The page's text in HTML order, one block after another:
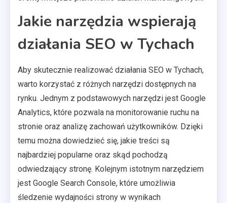
Jakie narzędzia wspierają
działania SEO w Tychach
Aby skutecznie realizować działania SEO w Tychach,
warto korzystać z różnych narzędzi dostępnych na
rynku. Jednym z podstawowych narzędzi jest Google
Analytics, które pozwala na monitorowanie ruchu na
stronie oraz analizę zachowań użytkowników. Dzięki
temu można dowiedzieć się, jakie treści są
najbardziej popularne oraz skąd pochodzą
odwiedzający stronę. Kolejnym istotnym narzędziem
jest Google Search Console, które umożliwia
śledzenie wydajności strony w wynikach